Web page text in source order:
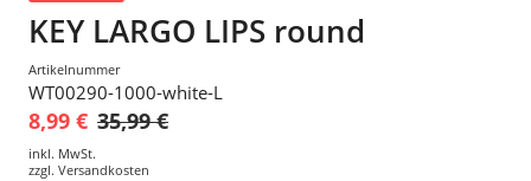
KEY LARGO LIPS round
Artikelnummer
WT00290-1000-white-L
8,99 € 35,99 €
inkl. MwSt.
zzgl. Versandkosten